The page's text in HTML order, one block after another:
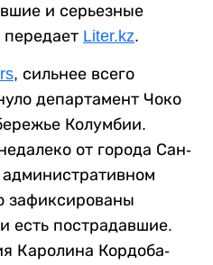
и серьезные
Liter.kz.
, сильнее всего
департамент Чоко
Колумбии.
от города Сан-
зафиксированы
есть пострадавшие.
Каролина Кордоба-